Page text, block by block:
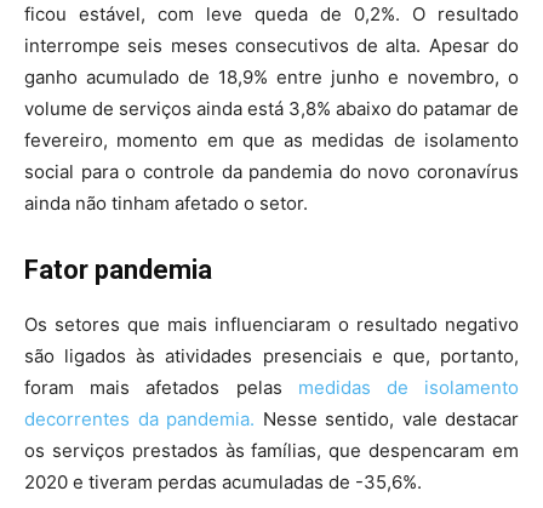
ficou estável, com leve queda de 0,2%. O resultado
interrompe seis meses consecutivos de alta. Apesar do
ganho acumulado de 18,9% entre junho e novembro, o
volume de serviços ainda está 3,8% abaixo do patamar de
fevereiro, momento em que as medidas de isolamento
social para o controle da pandemia do novo coronavírus
ainda não tinham afetado o setor.
Fator pandemia
Os setores que mais influenciaram o resultado negativo
são ligados às atividades presenciais e que, portanto,
foram mais afetados pelas medidas de isolamento
decorrentes da pandemia. Nesse sentido, vale destacar
os serviços prestados às famílias, que despencaram em
2020 e tiveram perdas acumuladas de -35,6%.